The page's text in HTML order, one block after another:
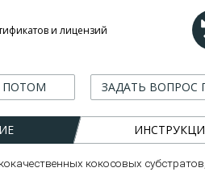
и лицензий
ПОТОМ ЗАДАТЬ ВОПРОС
кокосовых